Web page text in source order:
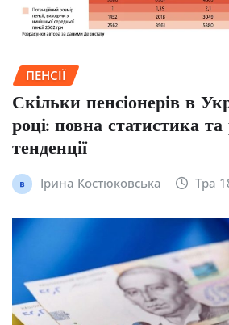
ПЕНСІЇ
Скільки пенсіонерів в
році: повна статистика та
тенденції
Ірина Костюковська Тра